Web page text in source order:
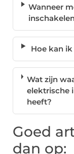
Wanneer
Hoe kan
Wat zijn
elektrische
heeft?
Goed
dan op: